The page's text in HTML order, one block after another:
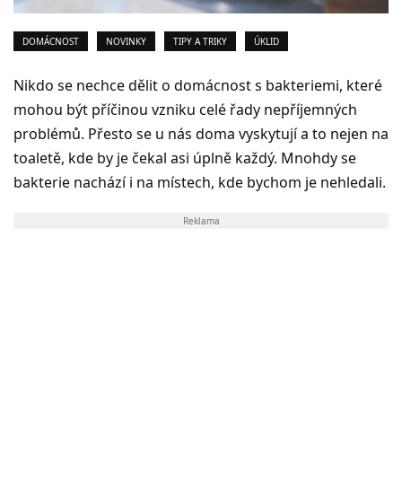
DOMÁCNOST NOVINKY TIPY A TRIKY ÚKLID
Nikdo se nechce dělit o domácnost s bakteriemi, které
mohou být příčinou vzniku celé řady nepříjemných
problémů. Přesto se u nás doma vyskytují a to nejen na
toaletě, kde by je čekal asi úplně každý. Mnohdy se
bakterie nachází i na místech, kde bychom je nehledali.
Reklama